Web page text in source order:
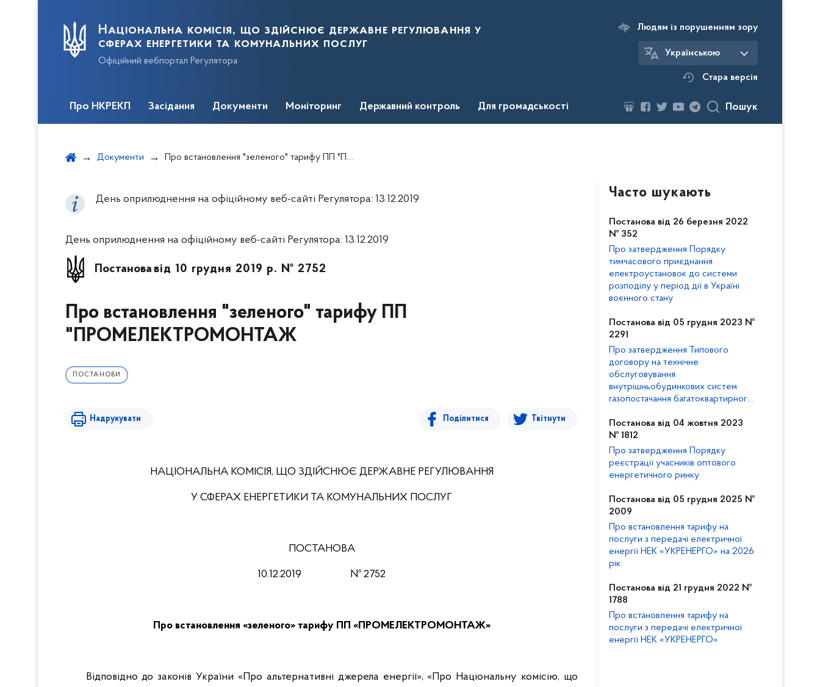
Національна комісія, що здійснює державне регулювання у
сферах енергетики та комунальних послуг
Офіційний вебпортал Регулятора
Людям із порушенням зору
Українською
Стара версія
Про НКРЕКП Засідання Документи Моніторинг Державний контроль Для громадськості Пошук
Документи Про встановлення "зеленого" тарифу ПП "ПРОМЕЛЕКТРОМОНТАЖ
День оприлюднення на офіційному веб-сайті Регулятора: 13.12.2019
День оприлюднення на офіційному веб-сайті Регулятора: 13.12.2019
Постанова від 10 грудня 2019 р. № 2752
Про встановлення "зеленого" тарифу ПП
"ПРОМЕЛЕКТРОМОНТАЖ
ПОСТАНОВИ
Надрукувати Поділитися Твітнути
НАЦІОНАЛЬНА КОМІСІЯ, ЩО ЗДІЙСНЮЄ ДЕРЖАВНЕ РЕГУЛЮВАННЯ
У СФЕРАХ ЕНЕРГЕТИКИ ТА КОМУНАЛЬНИХ ПОСЛУГ
ПОСТАНОВА
10.12.2019 № 2752
Про встановлення «зеленого» тарифу ПП «ПРОМЕЛЕКТРОМОНТАЖ»
Відповідно до законів України «Про альтернативні джерела енергії», «Про Національну комісію, що
Часто шукають
Постанова від 26 березня 2022
№ 352
Про затвердження Порядку
тимчасового приєднання
електроустановок до системи
розподілу у період дії в Україні
воєнного стану
Постанова від 05 грудня 2023 №
2291
Про затвердження Типового
договору на технічне
обслуговування
внутрішньобудинкових систем
газопостачання багатоквартирного
Кодексу газорозподільних систем
Постанова від 04 жовтня 2023
№ 1812
Про затвердження Порядку
реєстрації учасників оптового
енергетичного ринку
Постанова від 05 грудня 2025 №
2009
Про встановлення тарифу на
послуги з передачі електричної
енергії НЕК «УКРЕНЕРГО» на 2026
рік
Постанова від 21 грудня 2022 №
1788
Про встановлення тарифу на
послуги з передачі електричної
енергії НЕК «УКРЕНЕРГО»